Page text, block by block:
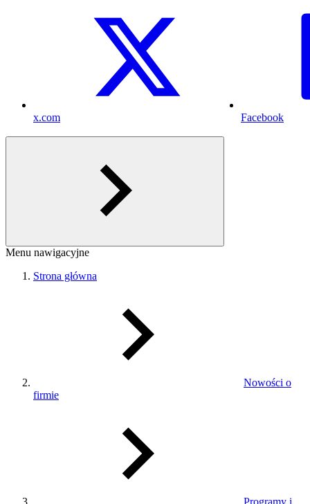
x.com Facebook
Menu nawigacyjne
Strona główna
Nowości o
firmie
Programy i